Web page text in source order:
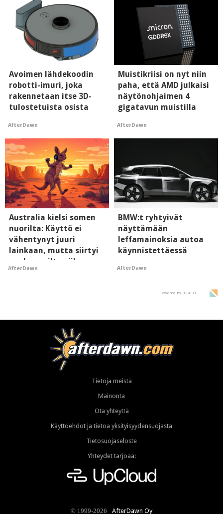
Avoimen lähdekoodin
robotti-imuri, joka
rakennetaan itse 3D-
tulostetuista osista
AfterDawn
Muistikriisi on nyt niin
paha, että AMD julkaisi
näytönohjaimen 4
gigatavun muistilla
AfterDawn
Australia kielsi somen
nuorilta: Käyttö ei
vähentynyt juuri
lainkaan, mutta siirtyi
vanhemmilta piiloon
AfterDawn
BMW:t ryhtyivät
näyttämään
leffamainoksia autoa
käynnistettäessä
AfterDawn
Powered by HIGH.FI
Tietoja meistä
Mainonta
Ota yhteyttä
Käyttöehdot ja tietoa yksityisyydensuojasta
Tietosuojaseloste
Yhteydet tarjoaa:
© 1999-2026 AfterDawn Oy